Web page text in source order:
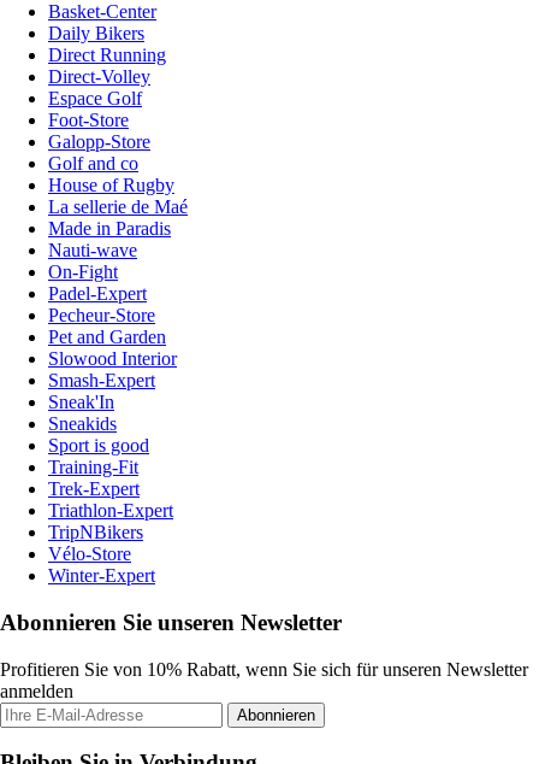
Basket-Center
Daily Bikers
Direct Running
Direct-Volley
Espace Golf
Foot-Store
Galopp-Store
Golf and co
House of Rugby
La sellerie de Maé
Made in Paradis
Nauti-wave
On-Fight
Padel-Expert
Pecheur-Store
Pet and Garden
Slowood Interior
Smash-Expert
Sneak'In
Sneakids
Sport is good
Training-Fit
Trek-Expert
Triathlon-Expert
TripNBikers
Vélo-Store
Winter-Expert
Abonnieren Sie unseren Newsletter
Profitieren Sie von 10% Rabatt, wenn Sie sich für unseren Newsletter
anmelden
Abonnieren